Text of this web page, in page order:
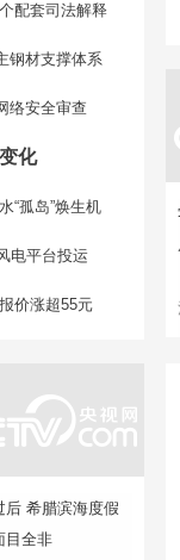
配套司法解释
钢材支撑体系
络安全审查
化
“孤岛”焕生机
电平台投运
价涨超55元
后 希腊滨海度假
目全非